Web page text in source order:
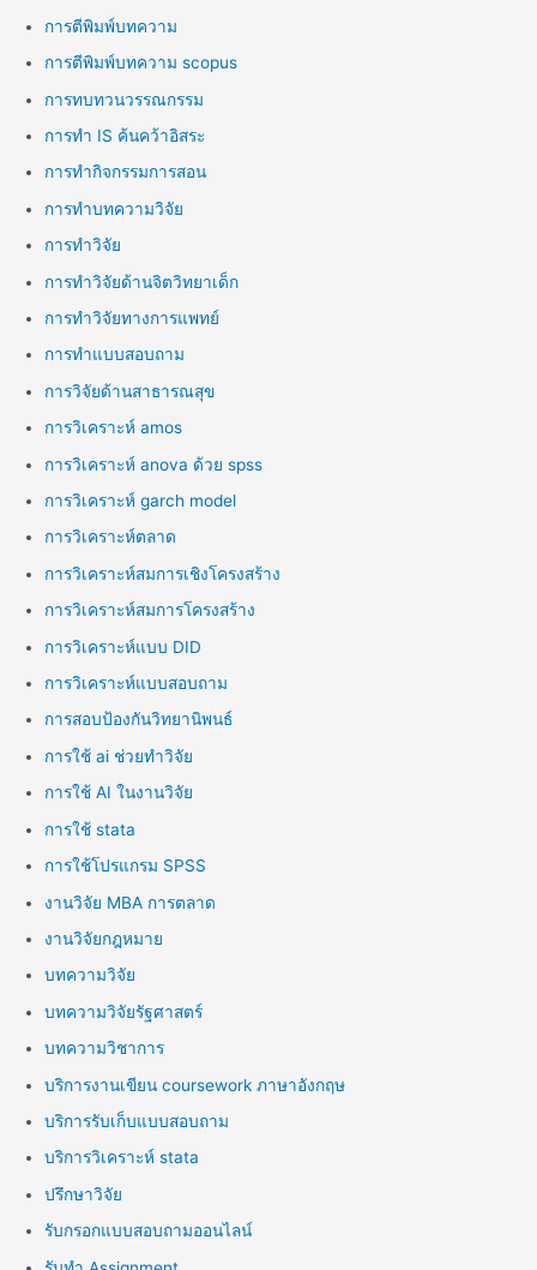
การตีพิมพ์บทความ
การตีพิมพ์บทความ scopus
การทบทวนวรรณกรรม
การทำ IS ค้นคว้าอิสระ
การทำกิจกรรมการสอน
การทำบทความวิจัย
การทำวิจัย
การทำวิจัยด้านจิตวิทยาเด็ก
การทำวิจัยทางการแพทย์
การทำแบบสอบถาม
การวิจัยด้านสาธารณสุข
การวิเคราะห์ amos
การวิเคราะห์ anova ด้วย spss
การวิเคราะห์ garch model
การวิเคราะห์ตลาด
การวิเคราะห์สมการเชิงโครงสร้าง
การวิเคราะห์สมการโครงสร้าง
การวิเคราะห์แบบ DID
การวิเคราะห์แบบสอบถาม
การสอบป้องกันวิทยานิพนธ์
การใช้ ai ช่วยทำวิจัย
การใช้ AI ในงานวิจัย
การใช้ stata
การใช้โปรแกรม SPSS
งานวิจัย MBA การตลาด
งานวิจัยกฎหมาย
บทความวิจัย
บทความวิจัยรัฐศาสตร์
บทความวิชาการ
บริการงานเขียน coursework ภาษาอังกฤษ
บริการรับเก็บแบบสอบถาม
บริการวิเคราะห์ stata
ปรึกษาวิจัย
รับกรอกแบบสอบถามออนไลน์